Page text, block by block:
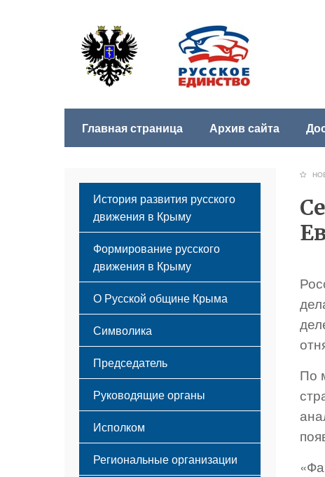
Главная страница Архив сайта
По
История развития русского
движения в Крыму
Формирование русского
движения в Крыму
Русский Крым
О Русской общине Крыма
Этапы становления
Принципы деятельности
Структура
Мероприятия
Символика
Флаг
Герб
Гимн
Председатель
Руководящие органы
Исполком
Региональные организации